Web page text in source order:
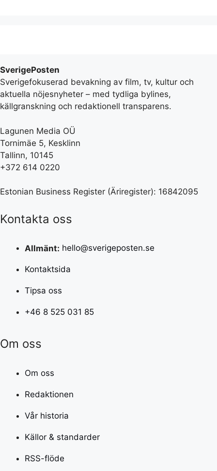
SverigePosten
Sverigefokuserad bevakning av film, tv, kultur och
aktuella nöjesnyheter – med tydliga bylines,
källgranskning och redaktionell transparens.
Lagunen Media OÜ
Tornimäe 5, Kesklinn
Tallinn, 10145
+372 614 0220
Estonian Business Register (Äriregister): 16842095
Kontakta oss
Allmänt: hello@sverigeposten.se
Kontaktsida
Tipsa oss
+46 8 525 031 85
Om oss
Om oss
Redaktionen
Vår historia
Källor & standarder
RSS-flöde